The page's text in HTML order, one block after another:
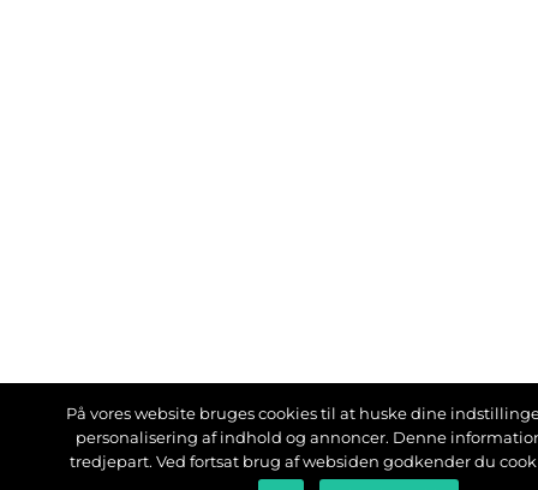
På vores website bruges cookies til at huske dine
personalisering af indhold og annoncer. Denne
tredjepart. Ved fortsat brug af websiden godkender du